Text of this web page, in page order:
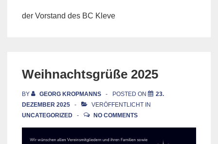
der Vorstand des BC Kleve
Weihnachtsgrüße 2025
BY GEORG KROPMANNS POSTED ON
23.
DEZEMBER 2025
VERÖFFENTLICHT IN
UNCATEGORIZED
NO COMMENTS